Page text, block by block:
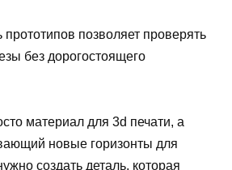
прототипов позволяет проверять
без дорогостоящего
материал для 3d печати, а
новые горизонты для
создать деталь, которая